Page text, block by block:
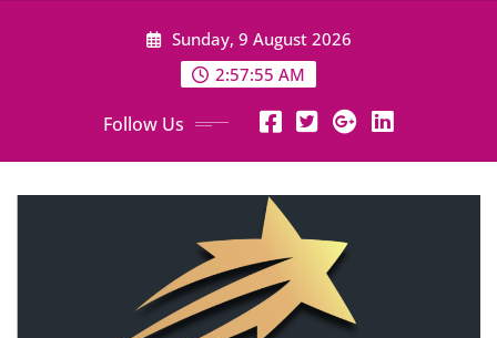
Sunday, 9 August 2026
2:57:57 AM
Follow Us